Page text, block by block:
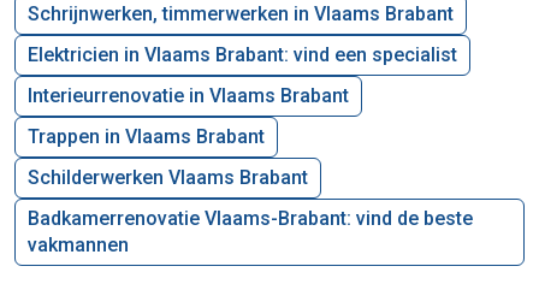
Schrijnwerken, timmerwerken in Vlaams Brabant
Elektricien in Vlaams Brabant: vind een specialist
Interieurrenovatie in Vlaams Brabant
Trappen in Vlaams Brabant
Schilderwerken Vlaams Brabant
Badkamerrenovatie Vlaams-Brabant: vind de beste
vakmannen